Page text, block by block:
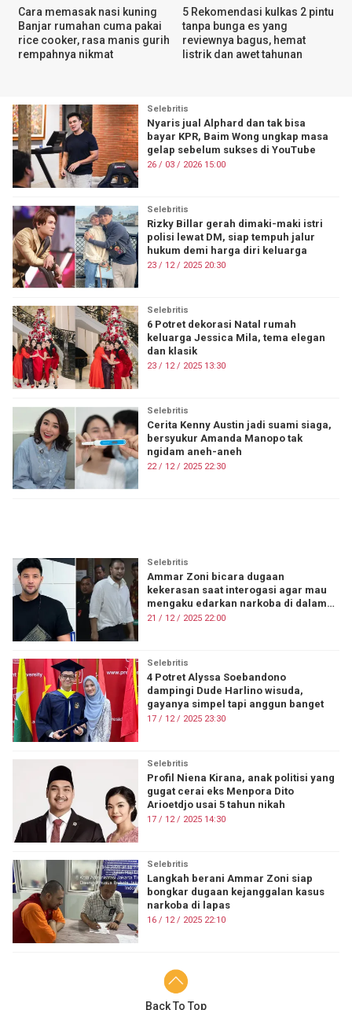
Cara memasak nasi kuning
Banjar rumahan cuma pakai
rice cooker, rasa manis gurih
rempahnya nikmat
5 Rekomendasi kulkas 2 pintu
tanpa bunga es yang
reviewnya bagus, hemat
listrik dan awet tahunan
Selebritis
Nyaris jual Alphard dan tak bisa
bayar KPR, Baim Wong ungkap masa
gelap sebelum sukses di YouTube
26 / 03 / 2026 15:00
Selebritis
Rizky Billar gerah dimaki-maki istri
polisi lewat DM, siap tempuh jalur
hukum demi harga diri keluarga
23 / 12 / 2025 20:30
Selebritis
6 Potret dekorasi Natal rumah
keluarga Jessica Mila, tema elegan
dan klasik
23 / 12 / 2025 13:30
Selebritis
Cerita Kenny Austin jadi suami siaga,
bersyukur Amanda Manopo tak
ngidam aneh-aneh
22 / 12 / 2025 22:30
Selebritis
Ammar Zoni bicara dugaan
kekerasan saat interogasi agar mau
mengaku edarkan narkoba di dalam
rutan
21 / 12 / 2025 22:00
Selebritis
4 Potret Alyssa Soebandono
dampingi Dude Harlino wisuda,
gayanya simpel tapi anggun banget
17 / 12 / 2025 23:30
Selebritis
Profil Niena Kirana, anak politisi yang
gugat cerai eks Menpora Dito
Arioetdjo usai 5 tahun nikah
17 / 12 / 2025 14:30
Selebritis
Langkah berani Ammar Zoni siap
bongkar dugaan kejanggalan kasus
narkoba di lapas
16 / 12 / 2025 22:10
Back To Top